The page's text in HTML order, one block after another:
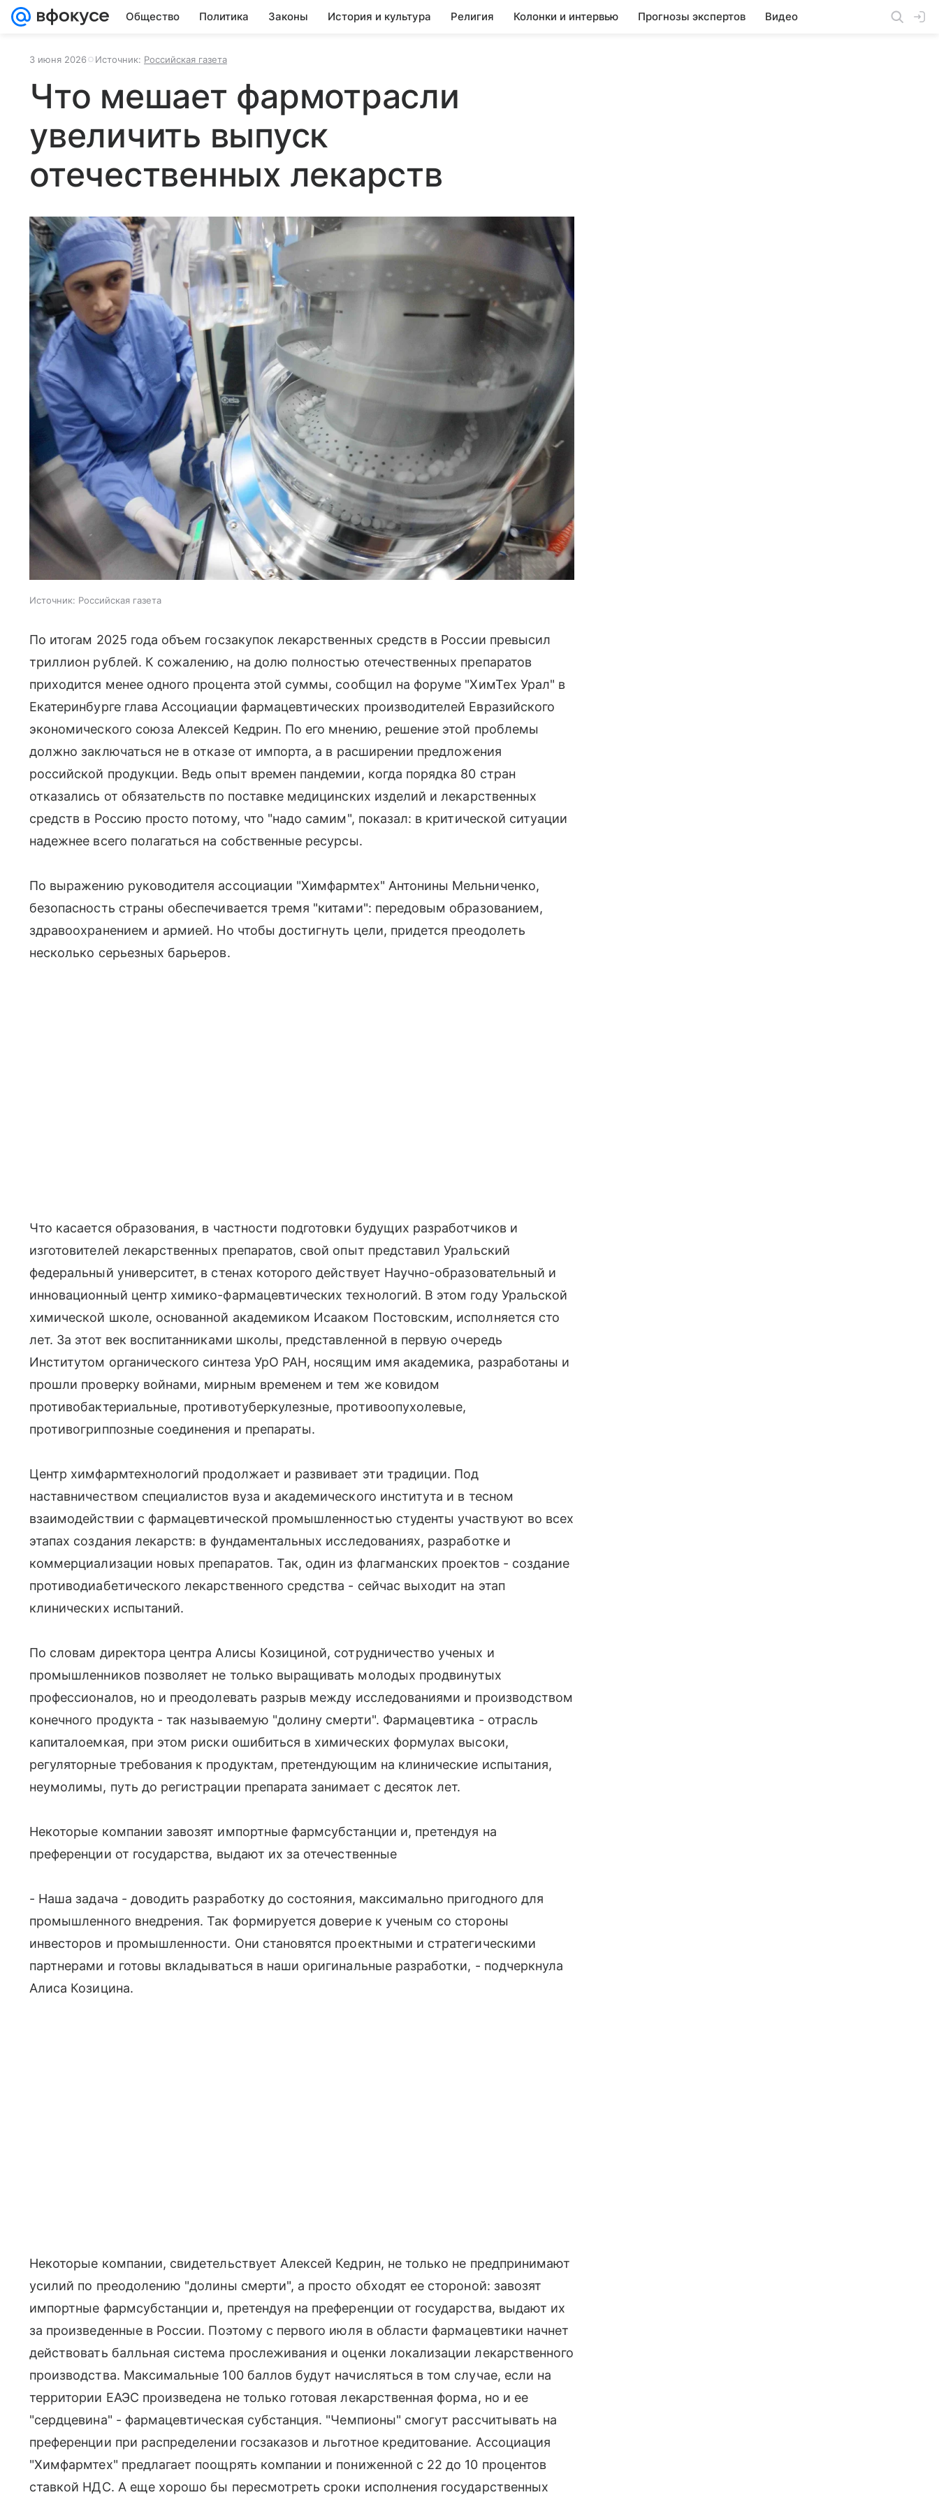
Общество Политика Законы История и культура Религия Колонки и интервью Прогнозы экспертов Видео
3 июня 2026 Источник: Российская газета
Что мешает фармотрасли
увеличить выпуск
отечественных лекарств
Источник: Российская газета
По итогам 2025 года объем госзакупок лекарственных средств в России превысил
триллион рублей. К сожалению, на долю полностью отечественных препаратов
приходится менее одного процента этой суммы, сообщил на форуме "ХимТех Урал" в
Екатеринбурге глава Ассоциации фармацевтических производителей Евразийского
экономического союза Алексей Кедрин. По его мнению, решение этой проблемы
должно заключаться не в отказе от импорта, а в расширении предложения
российской продукции. Ведь опыт времен пандемии, когда порядка 80 стран
отказались от обязательств по поставке медицинских изделий и лекарственных
средств в Россию просто потому, что "надо самим", показал: в критической ситуации
надежнее всего полагаться на собственные ресурсы.
По выражению руководителя ассоциации "Химфармтех" Антонины Мельниченко,
безопасность страны обеспечивается тремя "китами": передовым образованием,
здравоохранением и армией. Но чтобы достигнуть цели, придется преодолеть
несколько серьезных барьеров.
Что касается образования, в частности подготовки будущих разработчиков и
изготовителей лекарственных препаратов, свой опыт представил Уральский
федеральный университет, в стенах которого действует Научно-образовательный и
инновационный центр химико-фармацевтических технологий. В этом году Уральской
химической школе, основанной академиком Исааком Постовским, исполняется сто
лет. За этот век воспитанниками школы, представленной в первую очередь
Институтом органического синтеза УрО РАН, носящим имя академика, разработаны и
прошли проверку войнами, мирным временем и тем же ковидом
противобактериальные, противотуберкулезные, противоопухолевые,
противогриппозные соединения и препараты.
Центр химфармтехнологий продолжает и развивает эти традиции. Под
наставничеством специалистов вуза и академического института и в тесном
взаимодействии с фармацевтической промышленностью студенты участвуют во всех
этапах создания лекарств: в фундаментальных исследованиях, разработке и
коммерциализации новых препаратов. Так, один из флагманских проектов - создание
противодиабетического лекарственного средства - сейчас выходит на этап
клинических испытаний.
По словам директора центра Алисы Козициной, сотрудничество ученых и
промышленников позволяет не только выращивать молодых продвинутых
профессионалов, но и преодолевать разрыв между исследованиями и производством
конечного продукта - так называемую "долину смерти". Фармацевтика - отрасль
капиталоемкая, при этом риски ошибиться в химических формулах высоки,
регуляторные требования к продуктам, претендующим на клинические испытания,
неумолимы, путь до регистрации препарата занимает с десяток лет.
Некоторые компании завозят импортные фармсубстанции и, претендуя на
преференции от государства, выдают их за отечественные
- Наша задача - доводить разработку до состояния, максимально пригодного для
промышленного внедрения. Так формируется доверие к ученым со стороны
инвесторов и промышленности. Они становятся проектными и стратегическими
партнерами и готовы вкладываться в наши оригинальные разработки, - подчеркнула
Алиса Козицина.
Некоторые компании, свидетельствует Алексей Кедрин, не только не предпринимают
усилий по преодолению "долины смерти", а просто обходят ее стороной: завозят
импортные фармсубстанции и, претендуя на преференции от государства, выдают их
за произведенные в России. Поэтому с первого июля в области фармацевтики начнет
действовать балльная система прослеживания и оценки локализации лекарственного
производства. Максимальные 100 баллов будут начисляться в том случае, если на
территории ЕАЭС произведена не только готовая лекарственная форма, но и ее
"сердцевина" - фармацевтическая субстанция. "Чемпионы" смогут рассчитывать на
преференции при распределении госзаказов и льготное кредитование. Ассоциация
"Химфармтех" предлагает поощрять компании и пониженной с 22 до 10 процентов
ставкой НДС. А еще хорошо бы пересмотреть сроки исполнения государственных